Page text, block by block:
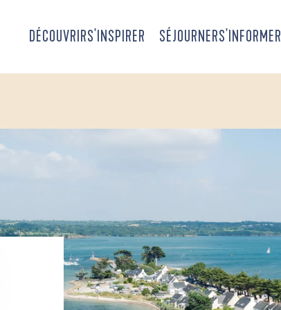
DÉCOUVRIRS'INSPIRER SÉJOURNERS'INFORMER